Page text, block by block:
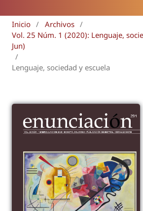
Inicio / Archivos /
Vol. 25 Núm. 1 (2020): Lenguaje,
Jun)
/
Lenguaje, sociedad y escuela